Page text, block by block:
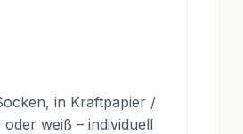
in Kraftpapier /
weiß – individuell